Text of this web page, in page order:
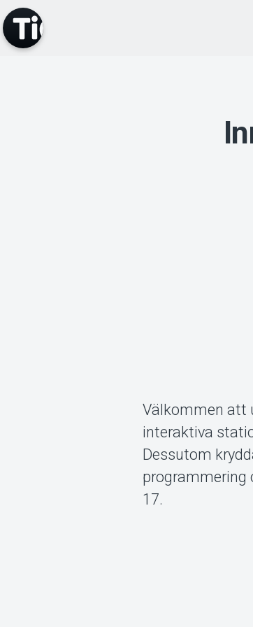
Välkommen att
interaktiva
Dessutom
programmering
17.